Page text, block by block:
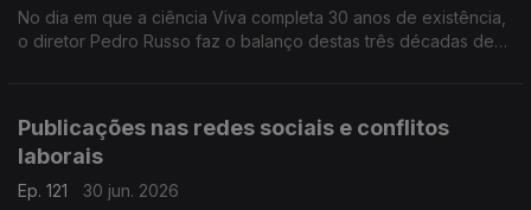
No dia em que a ciência Viva completa 30 anos de existência,
o diretor Pedro Russo faz o balanço destas três décadas de
Publicações nas redes sociais e conflitos
laborais
Ep. 121
30 jun. 2026